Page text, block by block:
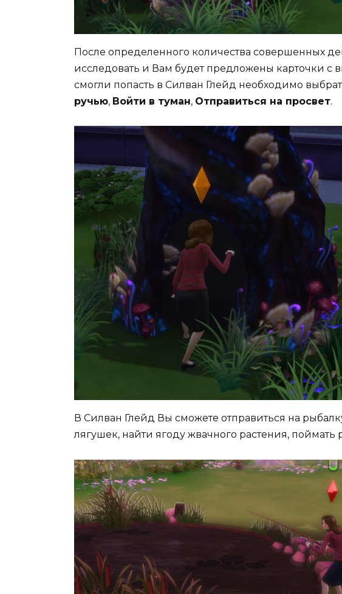
После определенного количества совершенных
исследовать и Вам будет предложены карточки с
смогли попасть в Силван Глейд необходимо
ручью, Войти в туман, Отправиться на просвет.
В Силван Глейд Вы сможете отправиться на
лягушек, найти ягоду жвачного растения,